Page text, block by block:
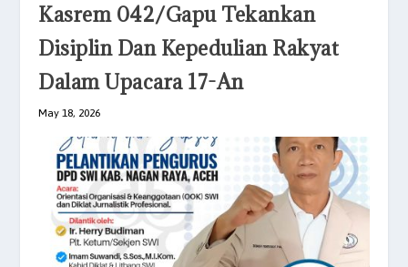
Kasrem 042/Gapu Tekankan
Disiplin Dan Kepedulian Rakyat
Dalam Upacara 17-An
May 18, 2026